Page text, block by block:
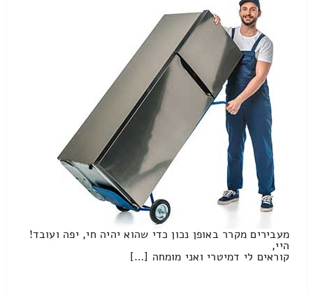
מעבירים מקרר באופן נכון כדי שהוא יהיה חי, יפה ועובד!
היי,
קוראים לי דמיטרי ואני מומחה […]